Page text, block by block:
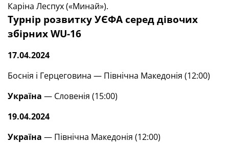
Каріна Леспух («Минай»).
Турнір розвитку УЄФА серед дівочих
збірних WU-16
17.04.2024
Боснія і Герцеговина — Північна Македонія (12:00)
Україна — Словенія (15:00)
19.04.2024
Україна — Північна Македонія (12:00)